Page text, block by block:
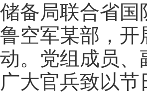
储备局联合省国
鲁空军某部，开
动。党组成员、
广大官兵致以